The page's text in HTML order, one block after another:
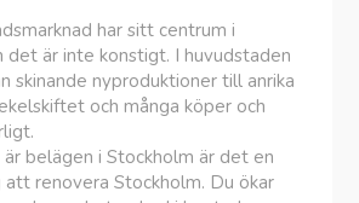
har sitt centrum i
det är inte konstigt. I huvudstaden
skinande nyproduktioner till anrika
och många köper och
belägen i Stockholm är det en
att renovera Stockholm. Du ökar